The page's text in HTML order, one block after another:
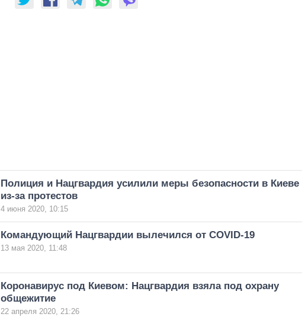
Полиция и Нацгвардия усилили меры безопасности в Киеве
из-за протестов
4 июня 2020, 10:15
Командующий Нацгвардии вылечился от COVID-19
13 мая 2020, 11:48
Коронавирус под Киевом: Нацгвардия взяла под охрану
общежитие
22 апреля 2020, 21:26